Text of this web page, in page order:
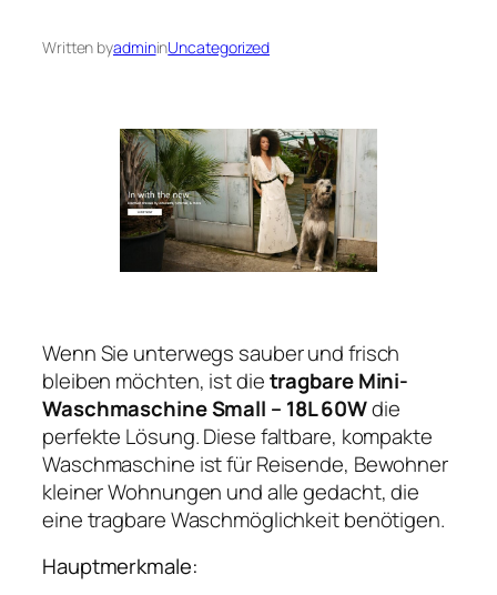
Written byadmininUncategorized
Wenn Sie unterwegs sauber und frisch
bleiben möchten, ist dietragbare Mini-
Waschmaschine Small – 18L 60Wdie
perfekte Lösung. Diese faltbare, kompakte
Waschmaschine ist für Reisende, Bewohner
kleiner Wohnungen und alle gedacht, die
eine tragbare Waschmöglichkeit benötigen.
Hauptmerkmale: